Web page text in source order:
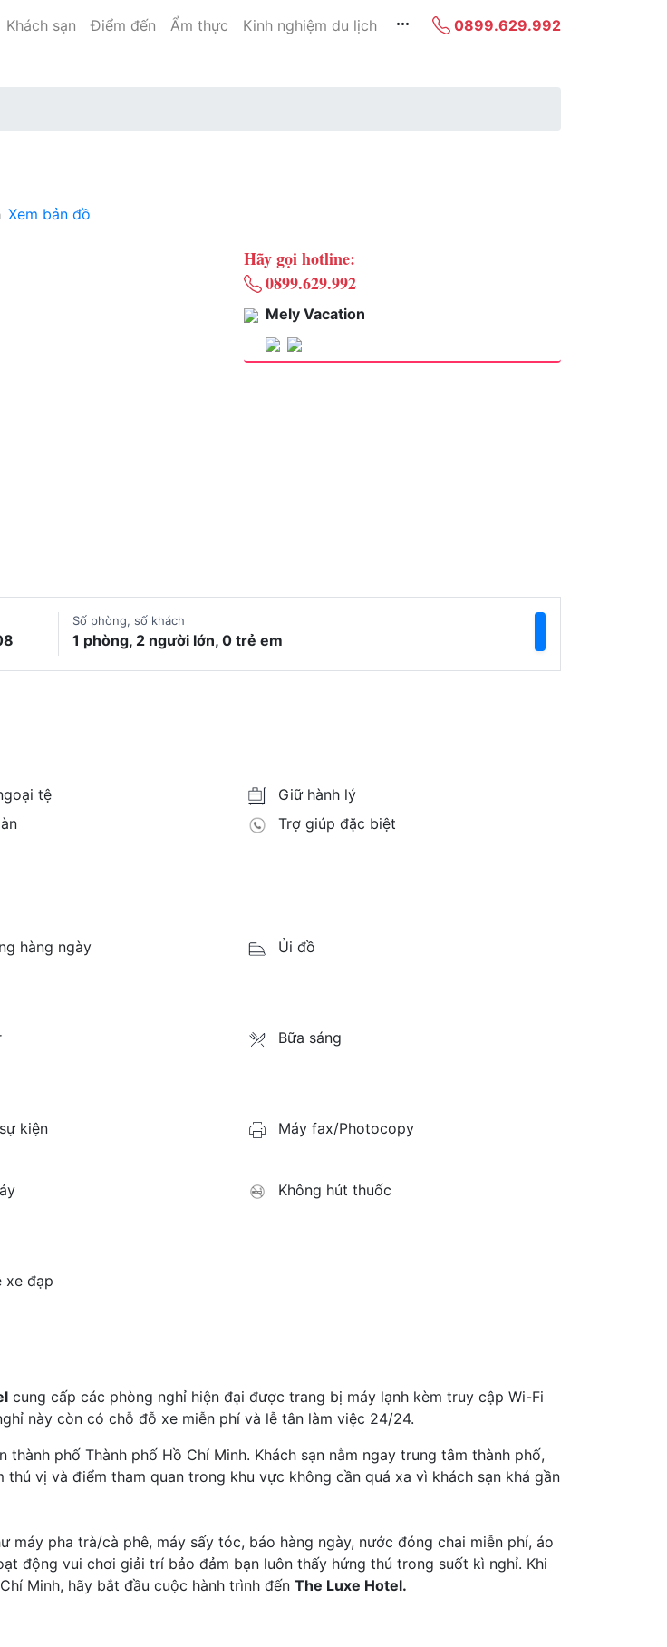
Khách sạn Điểm đến Ẩm thực Kinh nghiệm du lịch 0899.629.992
Xem bản đồ
Hãy gọi hotline:
0899.629.992
Mely Vacation
Số phòng, số khách
1 phòng, 2 người lớn, 0 trẻ em
tệ
Giữ hành lý
Trợ giúp đặc biệt
hàng ngày
Ủi đồ
Bữa sáng
kiện
Máy fax/Photocopy
Không hút thuốc
xe đạp
cung cấp các phòng nghỉ hiện đại được trang bị máy lạnh kèm truy cập Wi-Fi
này còn có chỗ đỗ xe miễn phí và lễ tân làm việc 24/24.
phố Thành phố Hồ Chí Minh. Khách sạn nằm ngay trung tâm thành phố,
vị và điểm tham quan trong khu vực không cần quá xa vì khách sạn khá gần
pha trà/cà phê, máy sấy tóc, báo hàng ngày, nước đóng chai miễn phí, áo
động vui chơi giải trí bảo đảm bạn luôn thấy hứng thú trong suốt kì nghỉ. Khi
Minh, hãy bắt đầu cuộc hành trình đến The Luxe Hotel.